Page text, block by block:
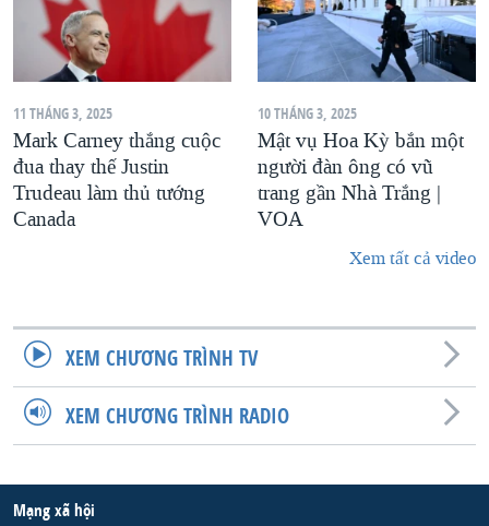
11 THÁNG 3, 2025
Mark Carney thắng cuộc
đua thay thế Justin
Trudeau làm thủ tướng
Canada
10 THÁNG 3, 2025
Mật vụ Hoa Kỳ bắn một
người đàn ông có vũ
trang gần Nhà Trắng |
VOA
Xem tất cả video
XEM CHƯƠNG TRÌNH TV
XEM CHƯƠNG TRÌNH RADIO
Mạng xã hội